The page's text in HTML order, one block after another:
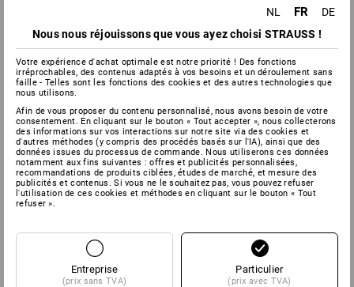
NL FR
DE
Nous nous réjouissons que vous ayez choisi STRAUSS !
Votre expérience d'achat optimale est notre priorité ! Des fonctions
irréprochables, des contenus adaptés à vos besoins et un déroulement sans
faille - Telles sont les fonctions des cookies et des autres technologies que
nous utilisons.
Afin de vous proposer du contenu personnalisé, nous avons besoin de votre
consentement. En cliquant sur le bouton « Tout accepter », nous collecterons
des informations sur vos interactions sur notre site via des cookies et
d'autres méthodes (y compris des procédés basés sur l'IA), ainsi que des
données issues du processus de commande. Nous utiliserons ces données
notamment aux fins suivantes : offres et publicités personnalisées,
recommandations de produits ciblées, études de marché, et mesure des
publicités et contenus. Si vous ne le souhaitez pas, vous pouvez refuser
l'utilisation de ces cookies et méthodes en cliquant sur le bouton « Tout
refuser ».
Entreprise
(prix sans TVA)
Particulier
(prix avec TVA)